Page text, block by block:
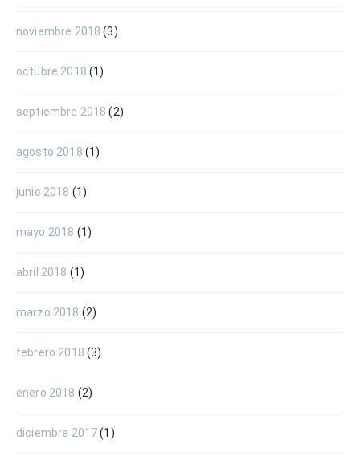
noviembre 2018 (3)
octubre 2018 (1)
septiembre 2018 (2)
agosto 2018 (1)
junio 2018 (1)
mayo 2018 (1)
abril 2018 (1)
marzo 2018 (2)
febrero 2018 (3)
enero 2018 (2)
diciembre 2017(1)